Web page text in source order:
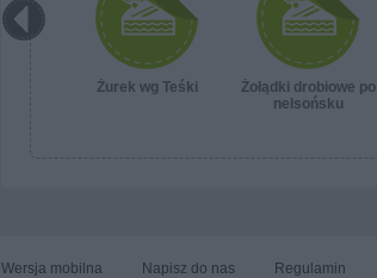
Żurek wg Teśki
Żołądki drobiowe po
nelsońsku
Wersja mobilna Napisz do nas Regulamin